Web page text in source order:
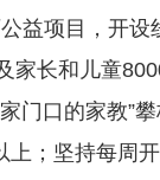
益项目，开
家长和儿童
门口的家教”
上；坚持每周